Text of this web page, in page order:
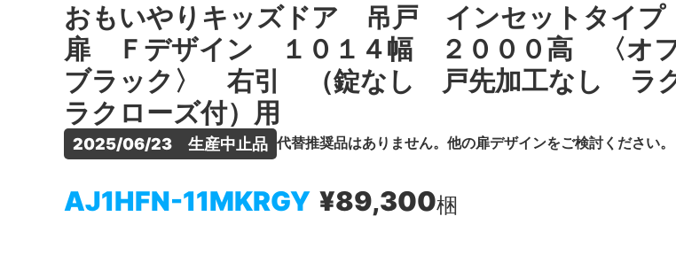
おもいやりキッズドア 吊戸 インセットタイプ
扉 Ｆデザイン １０１４幅 ２０００高 〈オ
ブラック〉 右引 （錠なし 戸先加工なし ラ
ラクローズ付）用
2025/06/23　生産中止品 代替推奨品はありません。他の扉デザインをご検討ください。
AJ1HFN-11MKRGY ¥89,300梱